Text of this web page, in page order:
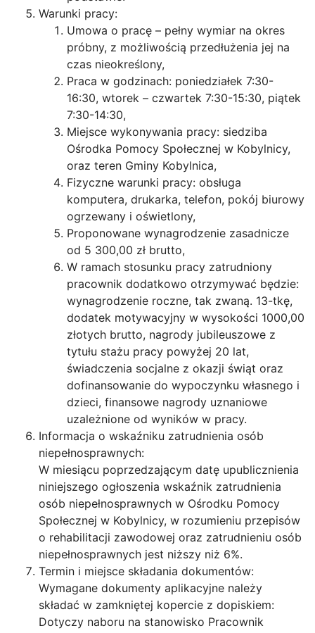
Warunki pracy:
Umowa o pracę – pełny wymiar na okres
próbny, z możliwością przedłużenia jej na
czas nieokreślony,
Praca w godzinach: poniedziałek 7:30-
16:30, wtorek – czwartek 7:30-15:30, piątek
7:30-14:30,
Miejsce wykonywania pracy: siedziba
Ośrodka Pomocy Społecznej w Kobylnicy,
oraz teren Gminy Kobylnica,
Fizyczne warunki pracy: obsługa
komputera, drukarka, telefon, pokój biurowy
ogrzewany i oświetlony,
Proponowane wynagrodzenie zasadnicze
od 5 300,00 zł brutto,
W ramach stosunku pracy zatrudniony
pracownik dodatkowo otrzymywać będzie:
wynagrodzenie roczne, tak zwaną. 13-tkę,
dodatek motywacyjny w wysokości 1000,00
złotych brutto, nagrody jubileuszowe z
tytułu stażu pracy powyżej 20 lat,
świadczenia socjalne z okazji świąt oraz
dofinansowanie do wypoczynku własnego i
dzieci, finansowe nagrody uznaniowe
uzależnione od wyników w pracy.
Informacja o wskaźniku zatrudnienia osób
niepełnosprawnych:
W miesiącu poprzedzającym datę upublicznienia
niniejszego ogłoszenia wskaźnik zatrudnienia
osób niepełnosprawnych w Ośrodku Pomocy
Społecznej w Kobylnicy, w rozumieniu przepisów
o rehabilitacji zawodowej oraz zatrudnieniu osób
niepełnosprawnych jest niższy niż 6%.
Termin i miejsce składania dokumentów:
Wymagane dokumenty aplikacyjne należy
składać w zamkniętej kopercie z dopiskiem:
Dotyczy naboru na stanowisko Pracownik